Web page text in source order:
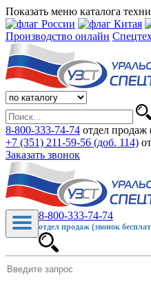
Показать меню каталога
Производство онлайн
8-800-333-74-74 отдел продаж
+7 (351) 211-59-56 (доб. 114)
Заказать звонок
8-800-333-74-74
отдел продаж (звонок